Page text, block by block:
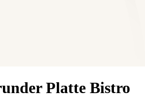
Platte Bistro